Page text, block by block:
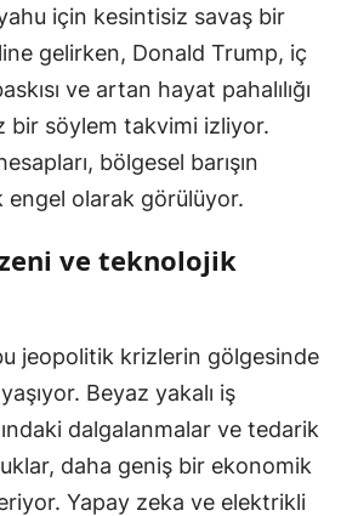
için kesintisiz savaş bir
gelirken, Donald Trump, iç
ve artan hayat pahalılığı
bir söylem takvimi izliyor.
bölgesel barışın
engel olarak görülüyor.
ve teknolojik
jeopolitik krizlerin gölgesinde
Beyaz yakalı iş
dalgalanmalar ve tedarik
daha geniş bir ekonomik
Yapay zeka ve elektrikli